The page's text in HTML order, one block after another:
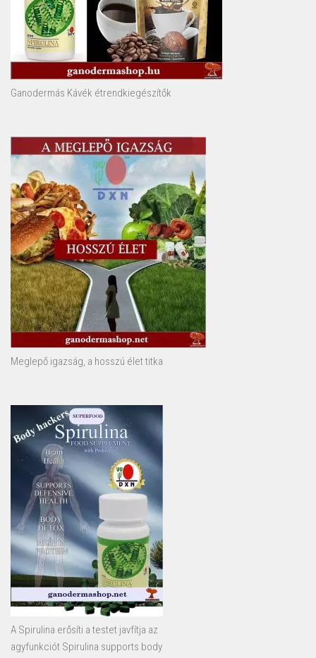
Ganodermás Kávék étrendkiegészítők
Meglepő igazság, a hosszú élet titka
A Spirulina erősíti a testet javfítja az
agyfunkciót Spirulina supports body